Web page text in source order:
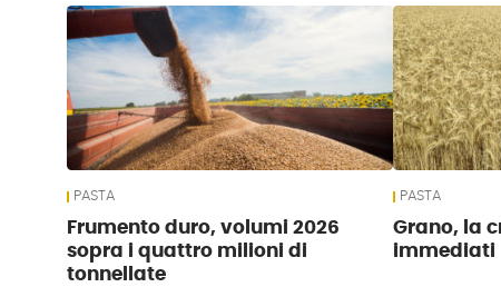
PASTA
Frumento duro, volumi 2026
sopra i quattro milioni di
tonnellate
PASTA
Grano, la
immediati